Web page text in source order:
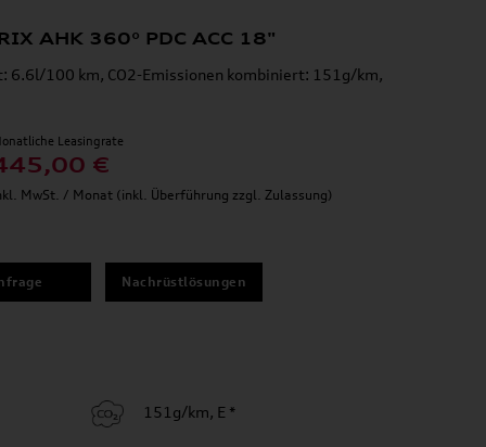
AHK 360° PDC ACC 18"
100 km, CO2-Emissionen kombiniert: 151g/km,
Leasingrate
€
MwSt. / Monat (inkl. Überführung zzgl. Zulassung)
Nachrüstlösungen
151g/km, E *